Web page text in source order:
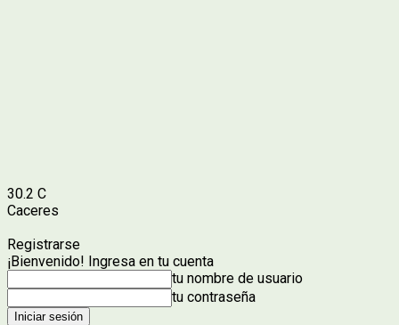
30.2 C
Caceres
Registrarse
¡Bienvenido! Ingresa en tu cuenta
tu nombre de usuario
tu contraseña